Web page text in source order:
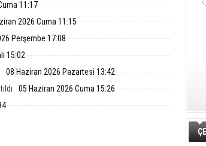
11:17
2026 Cuma 11:15
Perşembe 17:08
15:02
08 Haziran 2026 Pazartesi 13:42
05 Haziran 2026 Cuma 15:26
Yaşatıldı
bu yıl
Aliağa Sanat
Kilim ve Kültür Şenliği
Şöleni
Aliağa Belediyesi tarafından
düzenlenen Aliağa Sanat Günleri, 25
birbirinden renkli etkinliklerle